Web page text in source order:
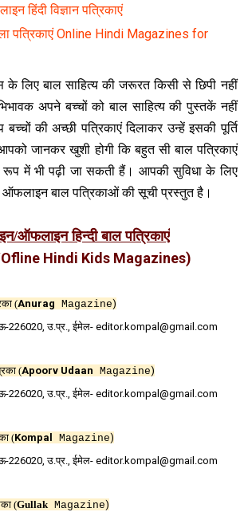
हिंदी विज्ञान पत्रिकाएं
पत्रिकाएं Online Hindi Magazines for
के लिए बाल साहित्य की जरूरत किसी से छिपी नहीं
अपने बच्चों को बाल साहित्य की पुस्तकें नहीं
की अच्छी पत्रिकाएं दिलाकर उन्हें इसकी पूर्ति
जानकर खुशी होगी कि बहुत सी बाल पत्रिकाएं
में भी पढ़ी जा सकती हैं। आपकी सुविधा के लिए
बाल पत्रिकाओं की सूची प्रस्तुत है।
ऑफलाइन हिन्‍दी बाल पत्रिकाएं
Hindi Kids Magazines)
(Anurag Magazine)
226020, उ.प्र., ईमेल- editor.kompal@gmail.com
(Apoorv Udaan Magazine)
226020, उ.प्र., ईमेल- editor.kompal@gmail.com
(Kompal Magazine)
226020, उ.प्र., ईमेल- editor.kompal@gmail.com
(GullakMagazine)